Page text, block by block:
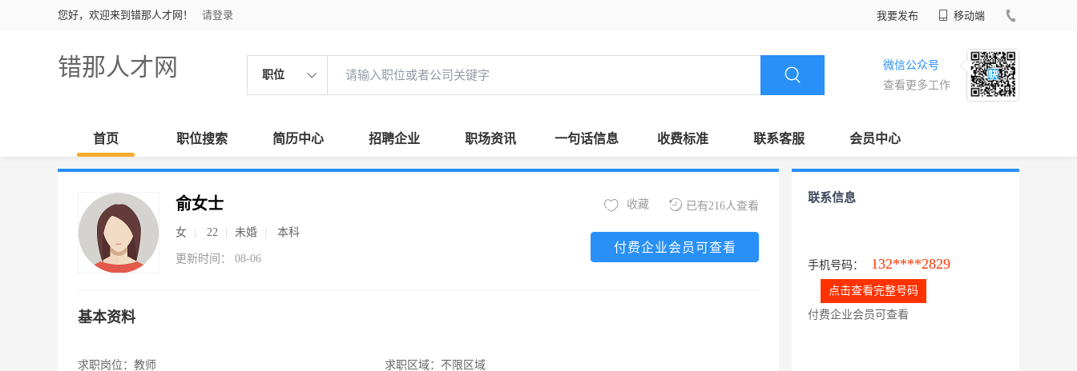
您好，欢迎来到错那人才网！ 请登录 我要发布 移动端
错那人才网 职位
微信公众号
查看更多工作
首页 职位搜索 简历中心 招聘企业 职场资讯 一句话信息 收费标准 联系客服 会员中心
俞女士
女 22 未婚 本科
更新时间： 08-06
已有216人查看
收藏
付费企业会员可查看
基本资料
求职岗位： 教师
求职区域： 不限区域
联系信息
手机号码： 132****2829
点击查看完整号码
付费企业会员可查看